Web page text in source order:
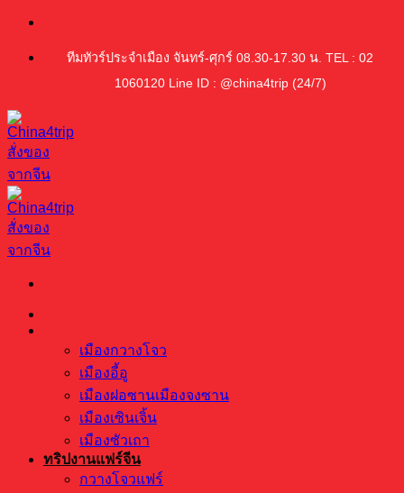
ข้าม
ทีมทัวร์ประจำเมือง จันทร์-ศุกร์ 08.30-17.30 น. TEL : 02
1060120 Line ID : @china4trip (24/7)
เมืองกวางโจว
เมืองอี้อู
เมืองฝอซานเมืองจงซาน
เมืองเซินเจิ้น
เมืองซัวเถา
ทริปงานแฟร์จีน
กวางโจวแฟร์